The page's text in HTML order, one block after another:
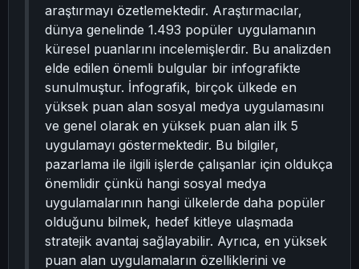
araştırmayı özetlemektedir. Araştırmacılar,
dünya genelinde 1.493 popüler uygulamanın
küresel puanlarını incelemişlerdir. Bu analizden
elde edilen önemli bulgular bir infografikte
sunulmuştur. İnfografik, birçok ülkede en
yüksek puan alan sosyal medya uygulamasını
ve genel olarak en yüksek puan alan ilk 5
uygulamayı göstermektedir. Bu bilgiler,
pazarlama ile ilgili işlerde çalışanlar için oldukça
önemlidir çünkü hangi sosyal medya
uygulamalarının hangi ülkelerde daha popüler
olduğunu bilmek, hedef kitleye ulaşmada
stratejik avantaj sağlayabilir. Ayrıca, en yüksek
puan alan uygulamaların özelliklerini ve